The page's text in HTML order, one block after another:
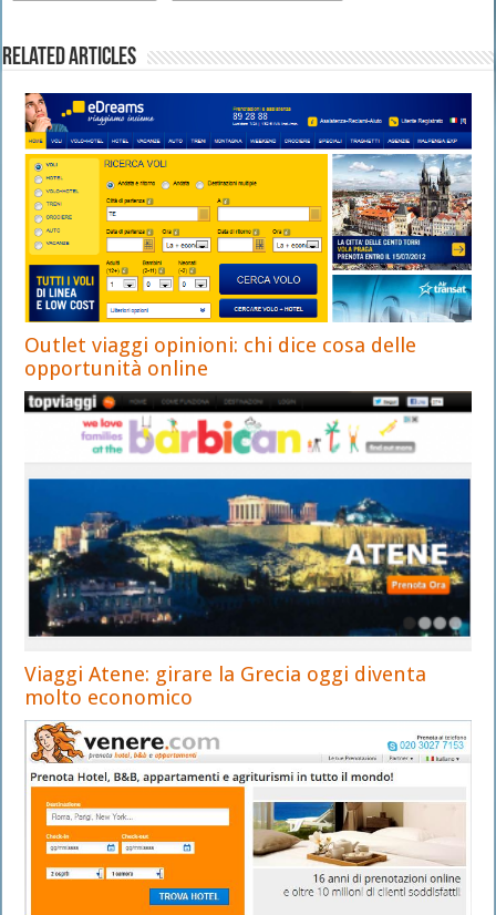
Related Articles
Outlet viaggi opinioni: chi dice cosa delle
opportunità online
Viaggi Atene: girare la Grecia oggi diventa
molto economico